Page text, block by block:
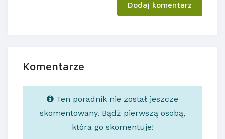
Dodaj komentarz
Komentarze
Ten poradnik nie został jeszcze
skomentowany. Bądź pierwszą osobą,
która go skomentuje!